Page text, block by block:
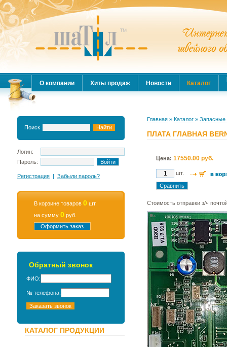
О компании Хиты продаж Новости Каталог
Поиск
Логин:
Пароль:
Регистрация | Забыли пароль?
В корзине товаров 0 шт.
на сумму 0 руб.
Оформить заказ
Обратный звонок
ФИО:
№ телефона:
КАТАЛОГ ПРОДУКЦИИ
Главная » Каталог » Запасные
ПЛАТА ГЛАВНАЯ
Цена: 17550.00 руб.
шт.
Стоимость отправки з/ч